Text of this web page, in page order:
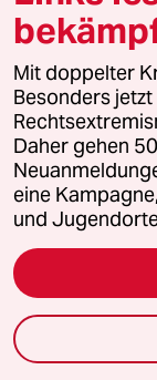
(2)
Mit doppelter
Besonders
Daher gehen
eine
und